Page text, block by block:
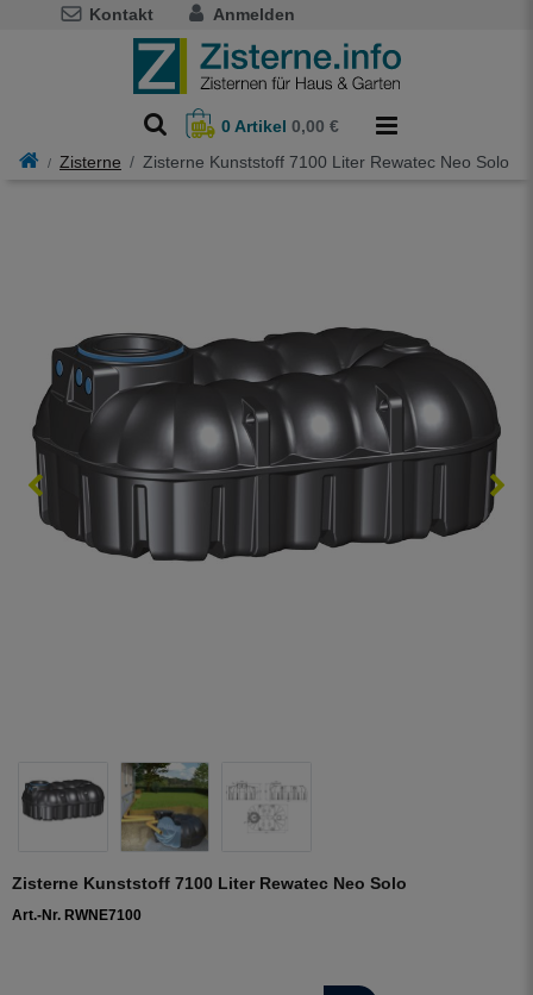
Kontakt Anmelden
0Artikel 0,00 €
Zisterne
Zisterne Kunststoff 7100 Liter Rewatec Neo Solo
Zisterne Kunststoff 7100 Liter Rewatec Neo Solo
Art.-Nr. RWNE7100